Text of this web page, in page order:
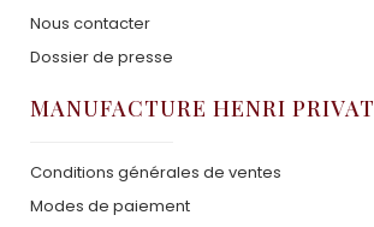
Nous contacter
Dossier de presse
MANUFACTURE HENRI PRIVAT
Conditions générales de ventes
Modes de paiement